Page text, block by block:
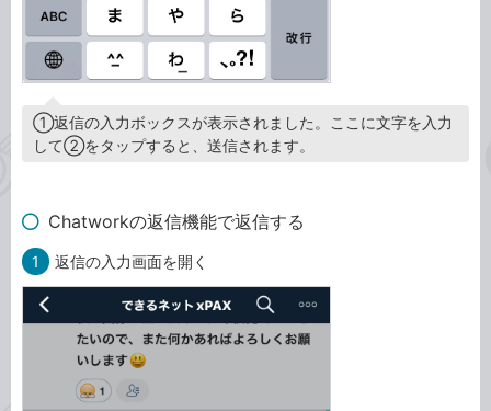
①返信の入力ボックスが表示されました。ここに文字を入力
して②をタップすると、送信されます。
Chatworkの返信機能で返信する
1 返信の入力画面を開く